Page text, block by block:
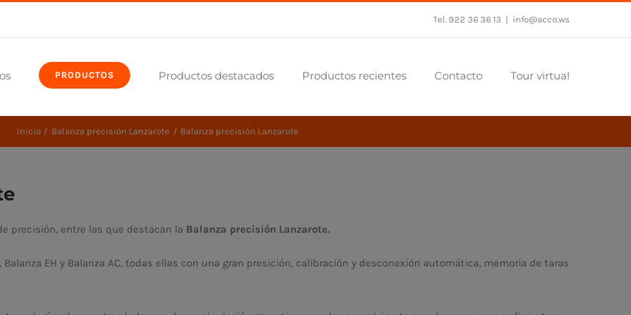
Tel. 922 36 36 13 info@acco.ws
PRODUCTOS Productos destacados Productos recientes Contacto Tour virtual
Inicio Balanza precisión Lanzarote Balanza precisión Lanzarote
precisión, entre las que destacan la Balanza precisión Lanzarote.
Balanza EH y Balanza AC, todas ellas con una gran presición, calibración y desconexión automática, memoria de taras